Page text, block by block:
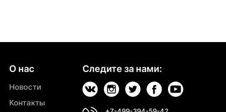
О нас
Новости
Контакты
Следите за нами: